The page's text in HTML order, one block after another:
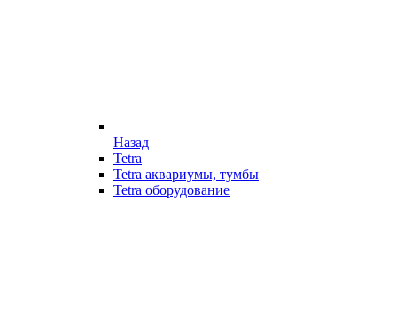
Назад
Tetra
Tetra аквариумы, тумбы
Tetra оборудование